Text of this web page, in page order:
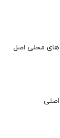
های محلی اصل